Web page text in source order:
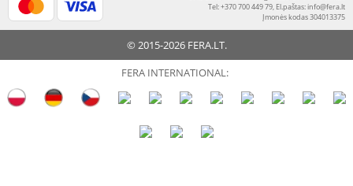
Tel: +370 700 449 79, El.paštas:info@fera.lt
Įmonės kodas 304013375
© 2015-2026 FERA.LT.
FERA INTERNATIONAL: